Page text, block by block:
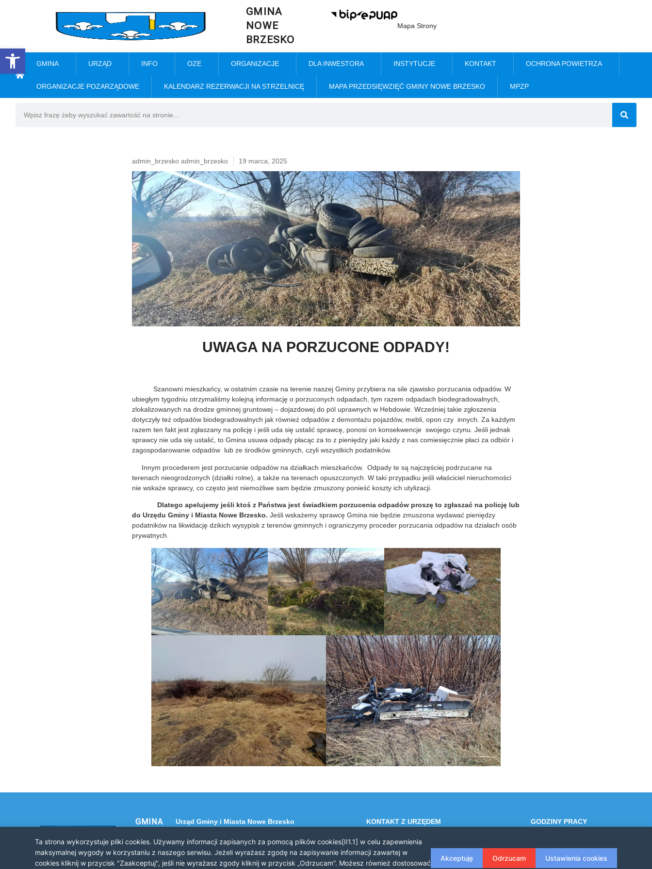
Open toolbar
GMINA
NOWE
BRZESKO
Mapa Strony
GMINA URZĄD INFO OZE ORGANIZACJE DLA INWESTORA INSTYTUCJE KONTAKT OCHRONA POWIETRZA
ORGANIZACJE POZARZĄDOWE KALENDARZ REZERWACJI NA STRZELNICĘ MAPA PRZEDSIĘWZIĘĆ GMINY NOWE BRZESKO MPZP
admin_brzesko admin_brzesko 19 marca, 2025
UWAGA NA PORZUCONE ODPADY!
Szanowni mieszkańcy, w ostatnim czasie na terenie naszej Gminy przybiera na sile zjawisko porzucania odpadów. W
ubiegłym tygodniu otrzymaliśmy kolejną informację o porzuconych odpadach, tym razem odpadach biodegradowalnych,
zlokalizowanych na drodze gminnej gruntowej – dojazdowej do pól uprawnych w Hebdowie. Wcześniej takie zgłoszenia
dotyczyły też odpadów biodegradowalnych jak również odpadów z demontażu pojazdów, mebli, opon czy innych. Za każdym
razem ten fakt jest zgłaszany na policję i jeśli uda się ustalić sprawcę, ponosi on konsekwencje swojego czynu. Jeśli jednak
sprawcy nie uda się ustalić, to Gmina usuwa odpady płacąc za to z pieniędzy jaki każdy z nas comiesięcznie płaci za odbiór i
zagospodarowanie odpadów lub ze środków gminnych, czyli wszystkich podatników.
Innym procederem jest porzucanie odpadów na działkach mieszkańców. Odpady te są najczęściej podrzucane na
terenach nieogrodzonych (działki rolne), a także na terenach opuszczonych. W taki przypadku jeśli właściciel nieruchomości
nie wskaże sprawcy, co często jest niemożliwe sam będzie zmuszony ponieść koszty ich utylizacji.
Dlatego apelujemy jeśli ktoś z Państwa jest świadkiem porzucenia odpadów proszę to zgłaszać na policję lub
do Urzędu Gminy i Miasta Nowe Brzesko. Jeśli wskażemy sprawcę Gmina nie będzie zmuszona wydawać pieniędzy
podatników na likwidację dzikich wysypisk z terenów gminnych i ograniczymy proceder porzucania odpadów na działach osób
prywatnych.
GMINA
BRZESKO
Urząd Gminy i Miasta Nowe Brzesko
ul. Krakowska 44
KONTAKT Z URZĘDEM
Telefon: 12 385 20 94
Faks: 12 385 03 55
Email: sekretariat@nowe-brzesko.pl
GODZINY PRACY
Ta strona wykorzystuje pliki cookies. Używamy informacji zapisanych za pomocą plików cookies[II1.1] w celu zapewnienia
maksymalnej wygody w korzystaniu z naszego serwisu. Jeżeli wyrażasz zgodę na zapisywanie informacji zawartej w
cookies kliknij w przycisk "Zaakceptuj", jeśli nie wyrażasz zgody kliknij w przycisk „Odrzucam”. Możesz również dostosować
Akceptuję Odrzucam Ustawienia cookies